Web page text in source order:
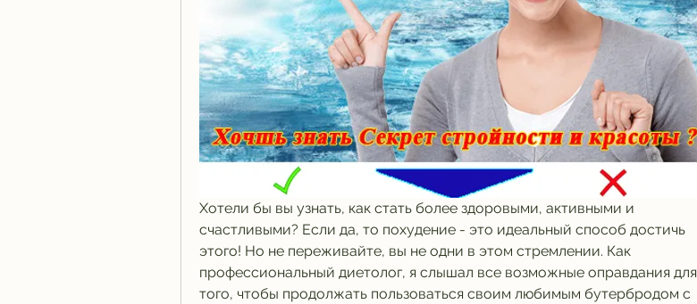
Хотели бы вы узнать, как стать более здоровыми, активными и
счастливыми? Если да, то похудение - это идеальный способ достичь
этого! Но не переживайте, вы не одни в этом стремлении. Как
профессиональный диетолог, я слышал все возможные оправдания для
того, чтобы продолжать пользоваться своим любимым бутербродом с